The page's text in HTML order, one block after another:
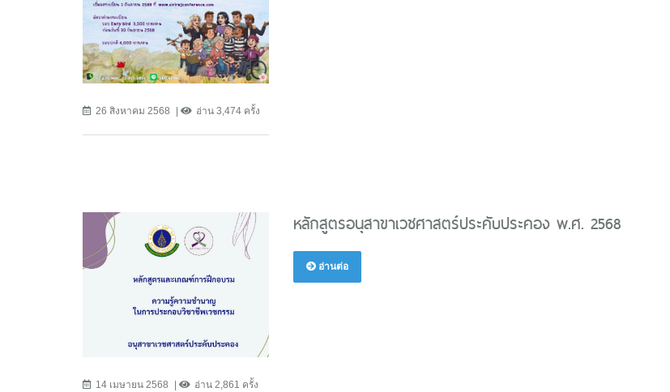
26 สิงหาคม 2568 อ่าน 3,474 ครั้ง
14 เมษายน 2568 อ่าน 2,861 ครั้ง
หลักสูตรอนุสาขาเวชศาสตร์ประคับประคอง พ.ศ. 2568
อ่านต่อ